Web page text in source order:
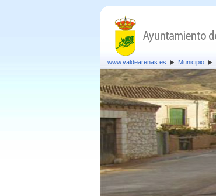
www.valdearenas.es Municipio